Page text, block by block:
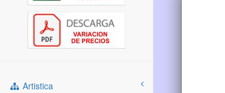
Artistica